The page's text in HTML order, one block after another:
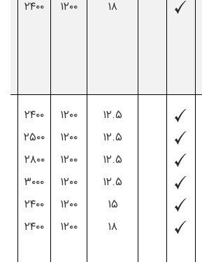
۱۸
۱۲۰۰
۲۴۰۰
۱۲.۵
۱۲.۵
۱۲.۵
۱۲.۵
۱۵
۱۸
۱۲۰۰
۱۲۰۰
۱۲۰۰
۱۲۰۰
۱۲۰۰
۱۲۰۰
۲۴۰۰
۲۵۰۰
۲۸۰۰
۳۰۰۰
۲۴۰۰
۲۴۰۰